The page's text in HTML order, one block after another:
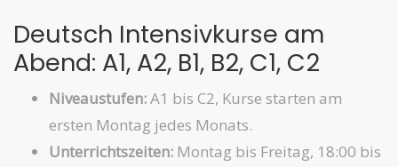
Deutsch Intensivkurse am
Abend: A1, A2, B1, B2, C1, C2
Niveaustufen:A1 bis C2, Kurse starten am
ersten Montag jedes Monats.
Unterrichtszeiten:Montag bis Freitag, 18:00 bis